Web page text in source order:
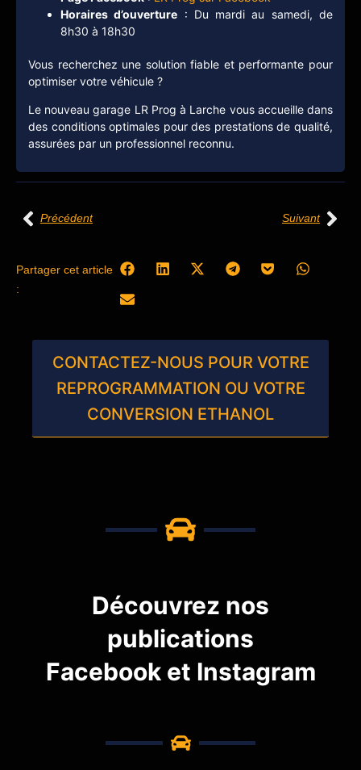
Découvrez nos
publications
Facebook et Instagram
Horaires d’ouverture : Du mardi au samedi, de
8h30 à 18h30
Vous recherchez une solution fiable et performante pour
optimiser votre véhicule ?
Le nouveau garage LR Prog à Larche vous accueille dans
des conditions optimales pour des prestations de qualité,
assurées par un professionnel reconnu.
Précédent Suivant
Partager cet article
:
CONTACTEZ-NOUS POUR VOTRE
REPROGRAMMATION OU VOTRE
CONVERSION ETHANOL